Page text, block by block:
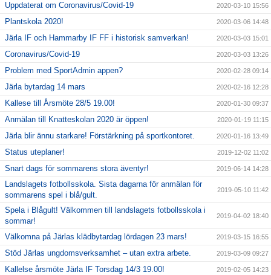
Uppdaterat om Coronavirus/Covid-19 2020-03-10 15:56
Plantskola 2020! 2020-03-06 14:48
Järla IF och Hammarby IF FF i historisk samverkan! 2020-03-03 15:01
Coronavirus/Covid-19 2020-03-03 13:26
Problem med SportAdmin appen? 2020-02-28 09:14
Järla bytardag 14 mars 2020-02-16 12:28
Kallese till Årsmöte 28/5 19.00! 2020-01-30 09:37
Anmälan till Knatteskolan 2020 är öppen! 2020-01-19 11:15
Järla blir ännu starkare! Förstärkning på sportkontoret. 2020-01-16 13:49
Status uteplaner! 2019-12-02 11:02
Snart dags för sommarens stora äventyr! 2019-06-14 14:28
Landslagets fotbollsskola. Sista dagarna för anmälan för
sommarens spel i blå/gult.
2019-05-10 11:42
Spela i Blågult! Välkommen till landslagets fotbollsskola i
sommar!
2019-04-02 18:40
Välkomna på Järlas klädbytardag lördagen 23 mars! 2019-03-15 16:55
Stöd Järlas ungdomsverksamhet – utan extra arbete. 2019-03-09 09:27
Kallelse årsmöte Järla IF Torsdag 14/3 19.00! 2019-02-05 14:23